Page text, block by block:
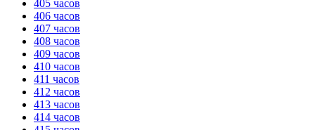
405 часов
406 часов
407 часов
408 часов
409 часов
410 часов
411 часов
412 часов
413 часов
414 часов